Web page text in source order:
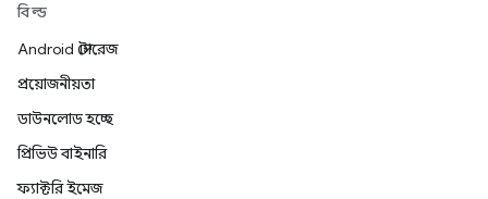
বিল্ড
Android স্টোরেজ
প্রয়োজনীয়তা
ডাউনলোড হচ্ছে
প্রিভিউ বাইনারি
ফ্যাক্টরি ইমেজ